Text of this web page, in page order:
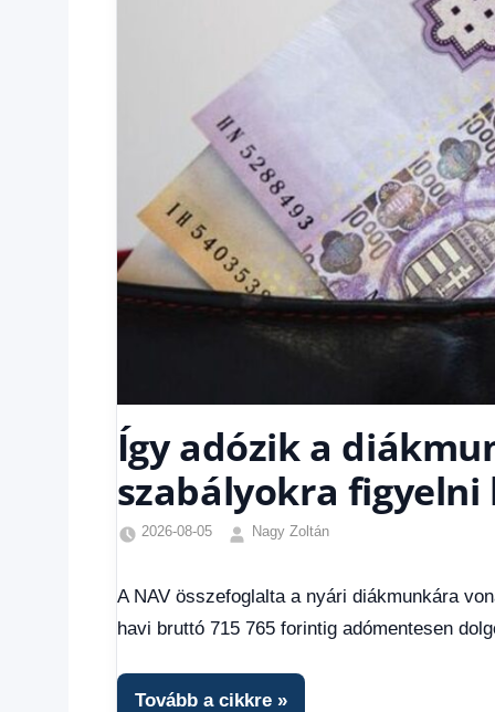
Így adózik a
szabályokra figyelni
2026-08-05
Nagy Zoltán
Gazdaság,
Hírek,
A NAV összefoglalta a nyári diákmunkára
havi bruttó 715 765 forintig adómentesen
Tovább a cikkre